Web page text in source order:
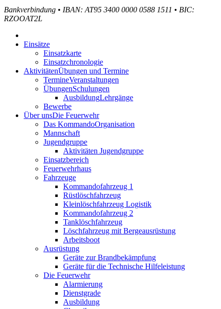
Bankverbindung • IBAN: AT95 3400 0000 0588 1511 • BIC:
RZOOAT2L
Einsätze
Einsatzkarte
Einsatzchronologie
AktivitätenÜbungen und Termine
TermineVeranstaltungen
ÜbungenSchulungen
AusbildungLehrgänge
Bewerbe
Über unsDie Feuerwehr
Das KommandoOrganisation
Mannschaft
Jugendgruppe
Aktivitäten Jugendgruppe
Einsatzbereich
Feuerwehrhaus
Fahrzeuge
Kommandofahrzeug 1
Rüstlöschfahrzeug
Kleinlöschfahrzeug Logistik
Kommandofahrzeug 2
Tanklöschfahrzeug
Löschfahrzeug mit Bergeausrüstung
Arbeitsboot
Ausrüstung
Geräte zur Brandbekämpfung
Geräte für die Technische Hilfeleistung
Die Feuerwehr
Alarmierung
Dienstgrade
Ausbildung